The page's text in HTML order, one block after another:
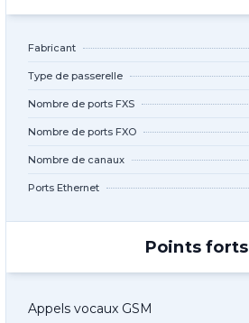
Fabricant
Type de passerelle
Nombre de ports FXS
Nombre de ports FXO
Nombre de canaux
Ports Ethernet
Points forts
Appels vocaux GSM